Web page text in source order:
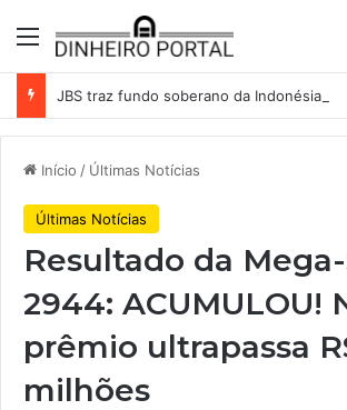
Menu
Início / Últimas Notícias
Últimas Notícias
Resultado da
2944: ACUMULOU!
prêmio ultrapassa
milhões